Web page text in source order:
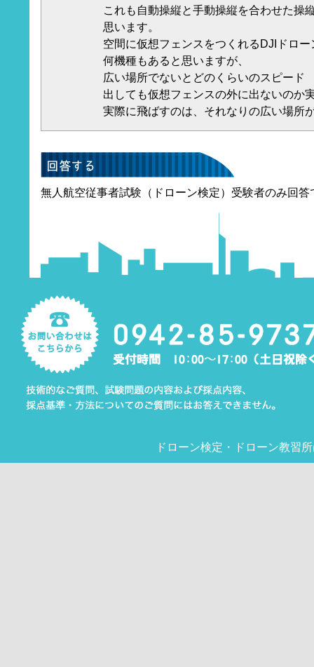
これも自動操縦と手動操縦を合わせた操
思います。
空間に仮想フェンスをつくれるDJIドロー
何機種もあると思いますが、
広い場所でないとどのくらいのスピード
出しても仮想フェンスの外に出ないのか
実際に飛ばすのは、それなりの広い場所
無人航空従事者試験（ドローン検定）受験者のみ回答
ドローン検定 ・ ドローン教習所